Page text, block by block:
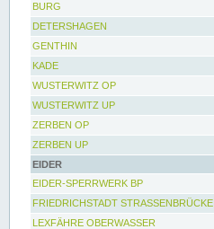
BURG
DETERSHAGEN
GENTHIN
KADE
WUSTERWITZ OP
WUSTERWITZ UP
ZERBEN OP
ZERBEN UP
EIDER
EIDER-SPERRWERK BP
FRIEDRICHSTADT STRASSENBRÜCKE
LEXFÄHRE OBERWASSER